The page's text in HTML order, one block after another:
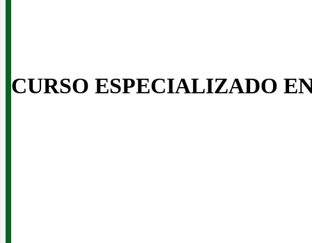
CURSO ESPECIALIZADO